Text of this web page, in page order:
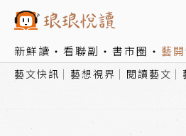
新鮮讀 看聯副 書市圈 藝
藝文快訊 藝想視界 閱讀藝文